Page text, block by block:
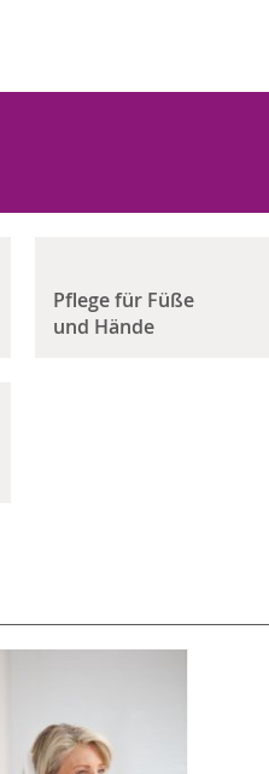
Pflege für Füße
und Hände